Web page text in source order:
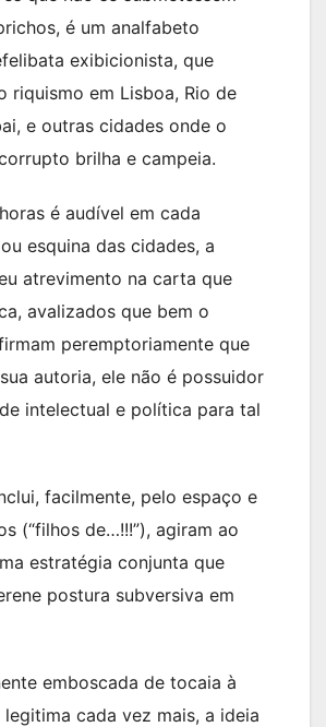
é um analfabeto
exibicionista, que
riquismo em Lisboa, Rio de
e outras cidades onde o
brilha e campeia.
é audível em cada
esquina das cidades, a
atrevimento na carta que
avalizados que bem o
peremptoriamente que
autoria, ele não é possuidor
intelectual e política para tal
facilmente, pelo espaço e
(“filhos de…!!!”), agiram ao
estratégia conjunta que
postura subversiva em
emboscada de tocaia à
cada vez mais, a ideia